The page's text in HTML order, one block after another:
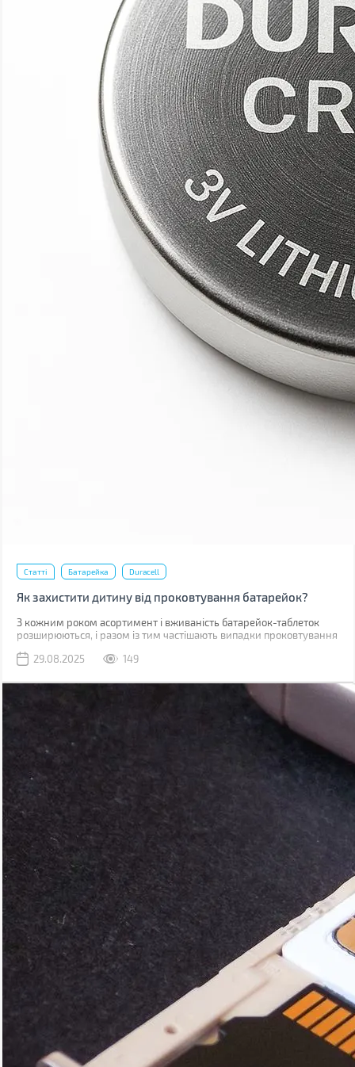
Статті Батарейка Duracell
Як захистити дитину від проковтування батарейок?
З кожним роком асортимент і вживаність батарейок-таблеток
розширюються, і разом із тим частішають випадки проковтування
від такої потенційно небезпечної ситуації та що для цього робить
29.08.2025 149